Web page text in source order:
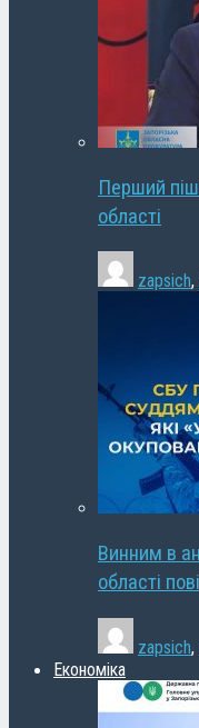
Перший
області
zapsich,
Винним в
області
zapsich,
Економіка